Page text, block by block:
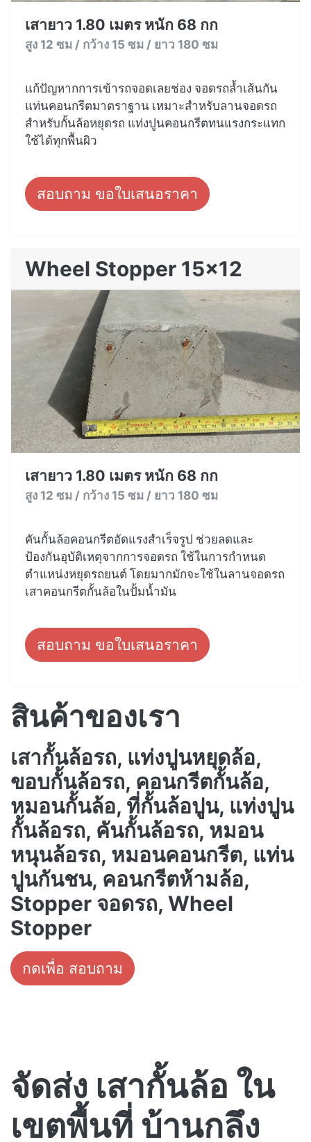
เสายาว 1.80 เมตร หนัก 68 กก
สูง 12 ซม / กว้าง 15 ซม / ยาว 180 ซม
แก้ปัญหากการเข้ารถจอดเลยช่อง จอดรถล้ำเส้นกัน
แท่นคอนกรีตมาตราฐาน เหมาะสำหรับลานจอดรถ
สำหรับกั้นล้อหยุดรถ แท่งปูนคอนกรีตทนแรงกระแทก
ใช้ได้ทุกพื้นผิว
สอบถาม ขอใบเสนอราคา
Wheel Stopper 15x12
เสายาว 1.80 เมตร หนัก 68 กก
สูง 12 ซม / กว้าง 15 ซม / ยาว 180 ซม
คันกั้นล้อคอนกรีตอัดแรงสำเร็จรูป ช่วยลดและ
ป้องกันอุบัติเหตุจากการจอดรถ ใช้ในการกำหนด
ตำแหน่งหยุดรถยนต์ โดยมากมักจะใช้ในลานจอดรถ
เสาคอนกรีตกั้นล้อในปั้มน้ำมัน
สอบถาม ขอใบเสนอราคา
สินค้าของเรา
เสากั้นล้อรถ, แท่งปูนหยุดล้อ,
ขอบกั้นล้อรถ, คอนกรีตกั้นล้อ,
หมอนกั้นล้อ, ที่กั้นล้อปูน, แท่งปูน
กั้นล้อรถ, คันกั้นล้อรถ, หมอน
หนุนล้อรถ, หมอนคอนกรีต, แท่น
ปูนกันชน, คอนกรีตห้ามล้อ,
Stopper จอดรถ, Wheel
Stopper
กดเพื่อ สอบถาม
จัดส่ง เสากั้นล้อ ใน
เขตพื้นที่ บ้านกลึง